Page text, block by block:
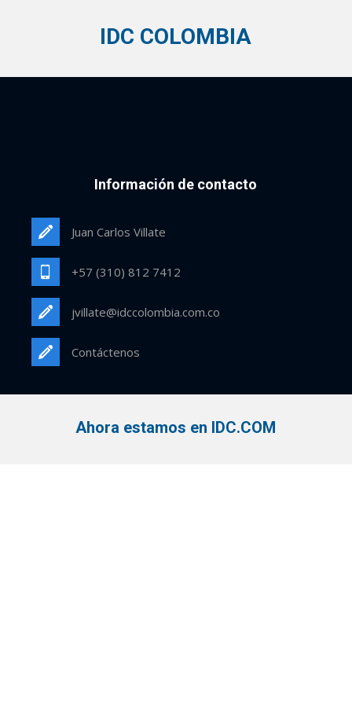
IDC COLOMBIA
Información de contacto
Juan Carlos Villate
+57 (310) 812 7412
jvillate@idccolombia.com.co
Contáctenos
Ahora estamos en IDC.COM